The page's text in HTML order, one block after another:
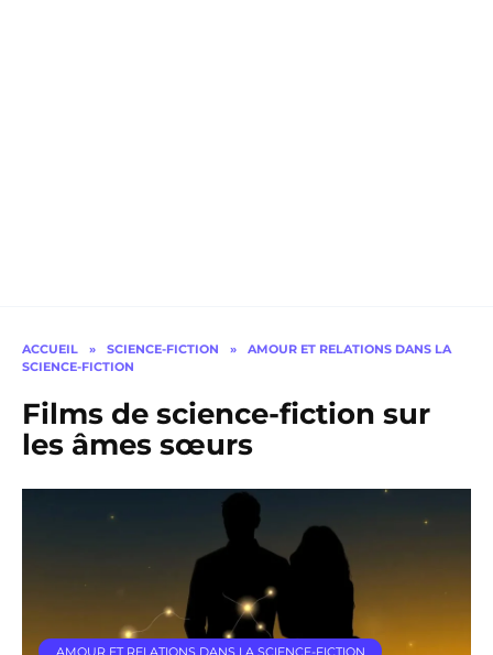
ACCUEIL » SCIENCE-FICTION »
AMOUR ET RELATIONS DANS LA
SCIENCE-FICTION
Films de science-fiction sur
les âmes sœurs
AMOUR ET RELATIONS DANS LA SCIENCE-FICTION